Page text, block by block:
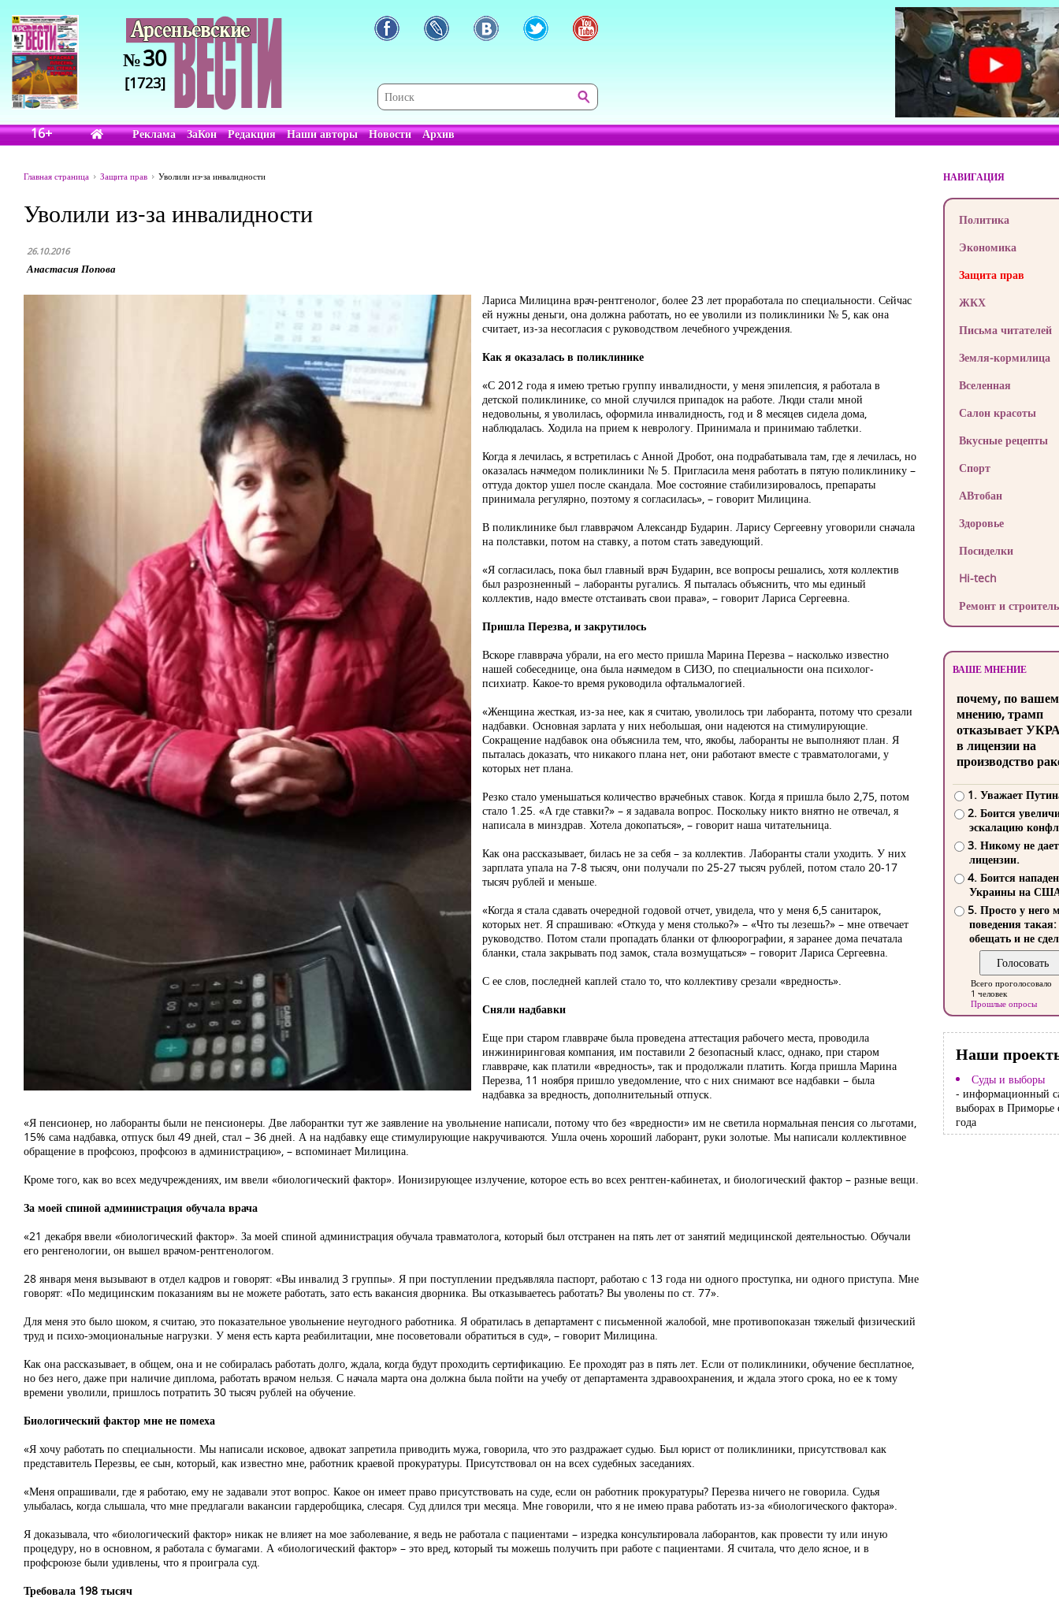
№30
[1723]
16+ Реклама ЗаКон Редакция Наши авторы Новости Архив
Главная страница Защита прав Уволили из-за инвалидности
Уволили из-за инвалидности
26.10.2016
Анастасия Попова
Лариса Милицина врач-рентгенолог, более 23 лет проработала по специальности. Сейчас
ей нужны деньги, она должна работать, но ее уволили из поликлиники № 5, как она
считает, из-за несогласия с руководством лечебного учреждения.
Как я оказалась в поликлинике
«С 2012 года я имею третью группу инвалидности, у меня эпилепсия, я работала в
детской поликлинике, со мной случился припадок на работе. Люди стали мной
недовольны, я уволилась, оформила инвалидность, год и 8 месяцев сидела дома,
наблюдалась. Ходила на прием к неврологу. Принимала и принимаю таблетки.
Когда я лечилась, я встретилась с Анной Дробот, она подрабатывала там, где я лечилась, но
оказалась начмедом поликлиники № 5. Пригласила меня работать в пятую поликлинику –
оттуда доктор ушел после скандала. Мое состояние стабилизировалось, препараты
принимала регулярно, поэтому я согласилась», – говорит Милицина.
В поликлинике был главврачом Александр Бударин. Ларису Сергеевну уговорили сначала
на полставки, потом на ставку, а потом стать заведующий.
«Я согласилась, пока был главный врач Бударин, все вопросы решались, хотя коллектив
был разрозненный – лаборанты ругались. Я пыталась объяснить, что мы единый
коллектив, надо вместе отстаивать свои права», – говорит Лариса Сергеевна.
Пришла Перезва, и закрутилось
Вскоре главврача убрали, на его место пришла Марина Перезва – насколько известно
нашей собеседнице, она была начмедом в СИЗО, по специальности она психолог-
психиатр. Какое-то время руководила офтальмалогией.
«Женщина жесткая, из-за нее, как я считаю, уволилось три лаборанта, потому что срезали
надбавки. Основная зарлата у них небольшая, они надеются на стимулирующие.
Сокращение надбавок она объяснила тем, что, якобы, лаборанты не выполняют план. Я
пыталась доказать, что никакого плана нет, они работают вместе с травматологами, у
которых нет плана.
Резко стало уменьшаться количество врачебных ставок. Когда я пришла было 2,75, потом
стало 1.25. «А где ставки?» – я задавала вопрос. Поскольку никто внятно не отвечал, я
написала в минздрав. Хотела докопаться», – говорит наша читательница.
Как она рассказывает, билась не за себя – за коллектив. Лаборанты стали уходить. У них
зарплата упала на 7-8 тысяч, они получали по 25-27 тысяч рублей, потом стало 20-17
тысяч рублей и меньше.
«Когда я стала сдавать очередной годовой отчет, увидела, что у меня 6,5 санитарок,
которых нет. Я спрашиваю: «Откуда у меня столько?» – «Что ты лезешь?» – мне отвечает
руководство. Потом стали пропадать бланки от флюорографии, я заранее дома печатала
бланки, стала закрывать под замок, стала возмущаться» – говорит Лариса Сергеевна.
С ее слов, последней каплей стало то, что коллективу срезали «вредность».
Сняли надбавки
Еще при старом главвраче была проведена аттестация рабочего места, проводила
инжиниринговая компания, им поставили 2 безопасный класс, однако, при старом
главвраче, как платили «вредность», так и продолжали платить. Когда пришла Марина
Перезва, 11 ноября пришло уведомление, что с них снимают все надбавки – была
надбавка за вредность, дополнительный отпуск.
«Я пенсионер, но лаборанты были не пенсионеры. Две лаборантки тут же заявление на увольнение написали, потому что без «вредности» им не светила нормальная пенсия со льготами,
15% сама надбавка, отпуск был 49 дней, стал – 36 дней. А на надбавку еще стимулирующие накручиваются. Ушла очень хороший лаборант, руки золотые. Мы написали коллективное
обращение в профсоюз, профсоюз в администрацию», – вспоминает Милицина.
Кроме того, как во всех медучреждениях, им ввели «биологический фактор». Ионизирующее излучение, которое есть во всех рентген-кабинетах, и биологический фактор – разные вещи.
За моей спиной администрация обучала врача
«21 декабря ввели «биологический фактор». За моей спиной администрация обучала травматолога, который был отстранен на пять лет от занятий медицинской деятельностью. Обучали
его ренгенологии, он вышел врачом-рентгенологом.
28 января меня вызывают в отдел кадров и говорят: «Вы инвалид 3 группы». Я при поступлении предъявляла паспорт, работаю с 13 года ни одного проступка, ни одного приступа. Мне
говорят: «По медицинским показаниям вы не можете работать, зато есть вакансия дворника. Вы отказываетесь работать? Вы уволены по ст. 77».
Для меня это было шоком, я считаю, это показательное увольнение неугодного работника. Я обратилась в департамент с письменной жалобой, мне противопоказан тяжелый физический
труд и психо-эмоциональные нагрузки. У меня есть карта реабилитации, мне посоветовали обратиться в суд», – говорит Милицина.
Как она рассказывает, в общем, она и не собиралась работать долго, ждала, когда будут проходить сертификацию. Ее проходят раз в пять лет. Если от поликлиники, обучение бесплатное,
но без него, даже при наличие диплома, работать врачом нельзя. С начала марта она должна была пойти на учебу от департамента здравоохранения, и ждала этого срока, но ее к тому
времени уволили, пришлось потратить 30 тысяч рублей на обучение.
Биологический фактор мне не помеха
«Я хочу работать по специальности. Мы написали исковое, адвокат запретила приводить мужа, говорила, что это раздражает судью. Был юрист от поликлиники, присутствовал как
представитель Перезвы, ее сын, который, как известно мне, работник краевой прокуратуры. Присутствовал он на всех судебных заседаниях.
«Меня опрашивали, где я работаю, ему не задавали этот вопрос. Какое он имеет право присутствовать на суде, если он работник прокуратуры? Перезва ничего не говорила. Судья
улыбалась, когда слышала, что мне предлагали вакансии гардеробщика, слесаря. Суд длился три месяца. Мне говорили, что я не имею права работать из-за «биологического фактора».
Я доказывала, что «биологический фактор» никак не влияет на мое заболевание, я ведь не работала с пациентами – изредка консультировала лаборантов, как провести ту или иную
процедуру, но в основном, я работала с бумагами. А «биологический фактор» – это вред, который ты можешь получить при работе с пациентами. Я считала, что дело ясное, и в
профсроюзе были удивлены, что я проиграла суд.
Требовала 198 тысяч
НАВИГАЦИЯ
Политика
Экономика
Защита прав
ЖКХ
Письма читателей
Земля-кормилица
Вселенная
Салон красоты
Вкусные рецепты
Спорт
АВтобан
Здоровье
Посиделки
Hi-tech
Ремонт и
ВАШЕ МНЕНИЕ
почему, по
мнению, трамп
отказывает
в лицензии на
производство
1. Уважает
2. Боится
эскалацию
3. Никому не
лицензии.
4. Боится
Украины на
5. Просто у него
поведения такая:
обещать и не
Всего проголосовало
1 человек
Прошлые опросы
Наши
Суды и выборы
- информационный
выборах в Приморье
года